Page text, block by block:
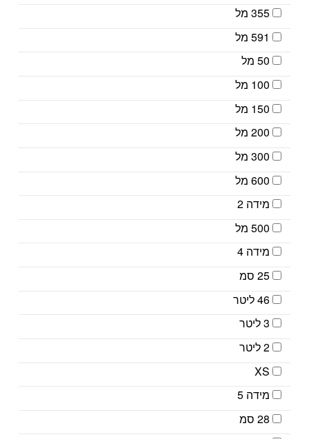
355 מל
591 מל
50 מל
100 מל
150 מל
200 מל
300 מל
600 מל
מידה 2
500 מל
מידה 4
25 סמ
46 ליטר
3 ליטר
2 ליטר
XS
מידה 5
28 סמ